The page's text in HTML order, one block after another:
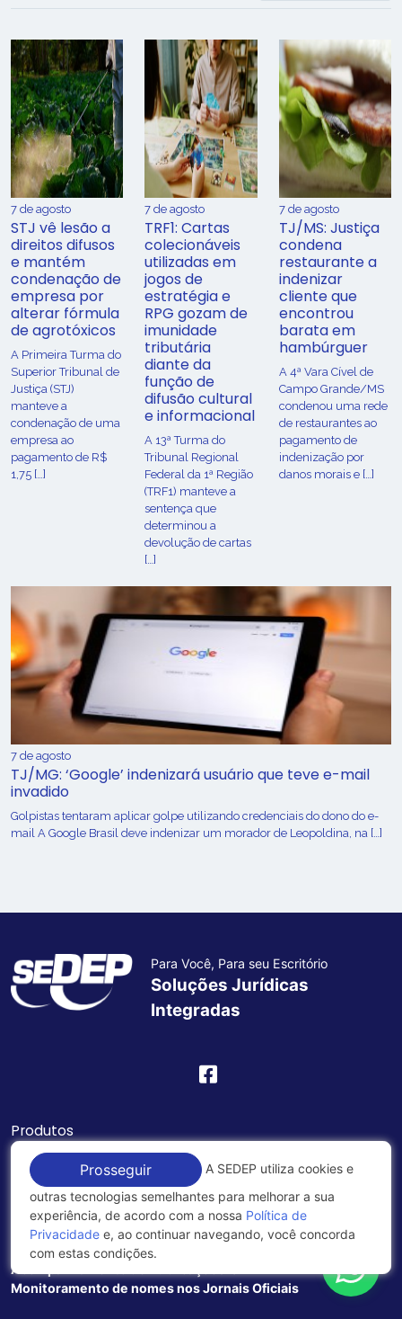
7 de agosto
STJ vê lesão a
direitos difusos
e mantém
condenação de
empresa por
alterar fórmula
de agrotóxicos
​A Primeira Turma do
Superior Tribunal de
Justiça (STJ)
manteve a
condenação de uma
empresa ao
pagamento de R$
1,75 […]
7 de agosto
TRF1: Cartas
colecionáveis
utilizadas em
jogos de
estratégia e
RPG gozam de
imunidade
tributária
diante da
função de
difusão cultural
e informacional
A 13ª Turma do
Tribunal Regional
Federal da 1ª Região
(TRF1) manteve a
sentença que
determinou a
devolução de cartas
[…]
7 de agosto
TJ/MS: Justiça
condena
restaurante a
indenizar
cliente que
encontrou
barata em
hambúrguer
A 4ª Vara Cível de
Campo Grande/MS
condenou uma rede
de restaurantes ao
pagamento de
indenização por
danos morais e […]
7 de agosto
TJ/MG: ‘Google’ indenizará usuário que teve e-mail
invadido
Golpistas tentaram aplicar golpe utilizando credenciais do dono do e-
mail A Google Brasil deve indenizar um morador de Leopoldina, na […]
Para Você, Para seu Escritório
Soluções Jurídicas
Integradas
Produtos
Faz - Software Jurídico
Gestão de Rotinas Jurídicas e Monitoramento de Processos
Legal Lake
Buscador Jurídico de pessoas ou empresas
Acompanhamento de Publicações
Monitoramento de nomes nos Jornais Oficiais
Prosseguir
A SEDEP utiliza cookies e
outras tecnologias semelhantes para melhorar a sua
experiência, de acordo com a nossa Política de
Privacidade e, ao continuar navegando, você concorda
com estas condições.